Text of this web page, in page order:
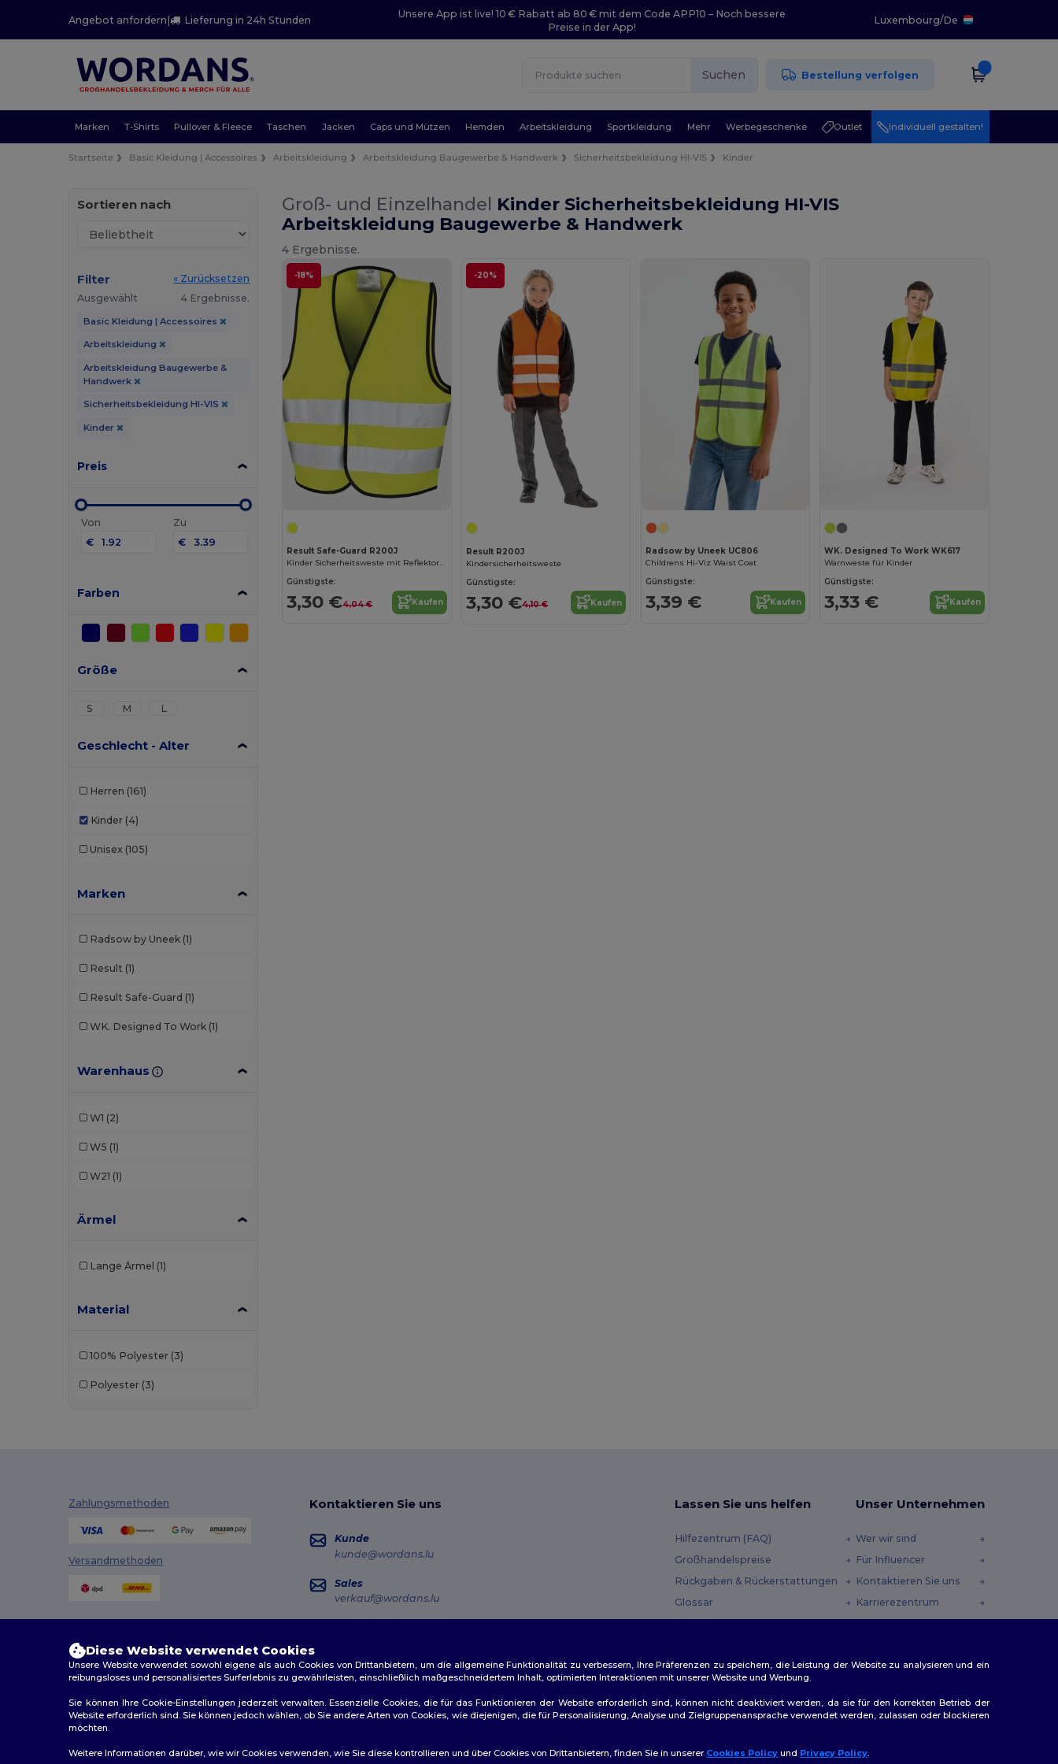
Angebot anfordern| Lieferung in 24h Stunden
Unsere App ist live! 10 € Rabatt ab 80 € mit dem Code APP10 – Noch bessere
Preise in der App!
Luxembourg/De
Suchen Bestellung verfolgen
Marken T-Shirts Pullover & Fleece Taschen Jacken Caps und Mützen Hemden Arbeitskleidung Sportkleidung Mehr Werbegeschenke Outlet Individuell gestalten!
Startseite Basic Kleidung | Accessoires Arbeitskleidung Arbeitskleidung Baugewerbe & Handwerk Sicherheitsbekleidung HI-VIS Kinder
Sortieren nach
Filter
« Zurücksetzen
Ausgewählt
4 Ergebnisse.
Basic Kleidung | Accessoires
Arbeitskleidung
Arbeitskleidung Baugewerbe &
Handwerk
Sicherheitsbekleidung HI-VIS
Kinder
Preis
Von
€
Zu
€
Farben
Größe
S M L
Geschlecht - Alter
Herren (161)
Kinder (4)
Unisex (105)
Marken
Radsow by Uneek (1)
Result (1)
Result Safe-Guard (1)
WK. Designed To Work (1)
Warenhaus
W1 (2)
W5 (1)
W21 (1)
Ärmel
Lange Ärmel (1)
Material
100% Polyester (3)
Polyester (3)
Groß- und Einzelhandel Kinder Sicherheitsbekleidung HI-VIS
Arbeitskleidung Baugewerbe & Handwerk
4 Ergebnisse.
-18%
Result Safe-Guard R200J
Kinder Sicherheitsweste mit Reflektoren
Günstigste:
3,30 €4,04 € Kaufen
-20%
Result R200J
Kindersicherheitsweste
Günstigste:
3,30 €4,10 € Kaufen
Radsow by Uneek UC806
Childrens Hi-Viz Waist Coat
Günstigste:
3,39 € Kaufen
WK. Designed To Work WK617
Warnweste für Kinder
Günstigste:
3,33 € Kaufen
Zahlungsmethoden
Versandmethoden
Kontaktieren Sie uns
Kunde
kunde@wordans.lu
Sales
verkauf@wordans.lu
Lassen Sie uns helfen
Hilfezentrum (FAQ)
Großhandelspreise
Rückgaben & Rückerstattungen
Glossar
Unser Unternehmen
Wer wir sind
Für Influencer
Kontaktieren Sie uns
Karrierezentrum
2026. Alle Rechte vorbehalten
Diese Website verwendet Cookies
Unsere Website verwendet sowohl eigene als auch Cookies von Drittanbietern, um die allgemeine Funktionalität zu verbessern, Ihre Präferenzen zu speichern, die Leistung der Website zu analysieren und ein
reibungsloses und personalisiertes Surferlebnis zu gewährleisten, einschließlich maßgeschneidertem Inhalt, optimierten Interaktionen mit unserer Website und Werbung.
Sie können Ihre Cookie-Einstellungen jederzeit verwalten. Essenzielle Cookies, die für das Funktionieren der Website erforderlich sind, können nicht deaktiviert werden, da sie für den korrekten Betrieb der
Website erforderlich sind. Sie können jedoch wählen, ob Sie andere Arten von Cookies, wie diejenigen, die für Personalisierung, Analyse und Zielgruppenansprache verwendet werden, zulassen oder blockieren
möchten.
Weitere Informationen darüber, wie wir Cookies verwenden, wie Sie diese kontrollieren und über Cookies von Drittanbietern, finden Sie in unserer Cookies Policy und Privacy Policy.
👋 Hallo